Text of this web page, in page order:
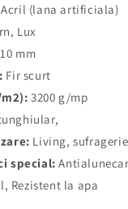
Acril (lana artificiala)
Lux
10 mm
Fir scurt
3200 g/mp
Living,
special:
Rezistent la apa